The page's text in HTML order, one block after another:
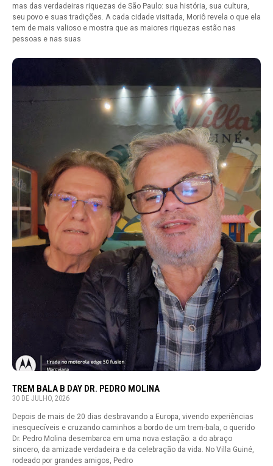
mas das verdadeiras riquezas de São Paulo: sua história, sua cultura,
seu povo e suas tradições. A cada cidade visitada, Moriô revela o que ela
tem de mais valioso e mostra que as maiores riquezas estão nas
pessoas e nas suas
TREM BALA B DAY DR. PEDRO MOLINA
30 DE JULHO, 2026
Depois de mais de 20 dias desbravando a Europa, vivendo experiências
inesquecíveis e cruzando caminhos a bordo de um trem-bala, o querido
Dr. Pedro Molina desembarca em uma nova estação: a do abraço
sincero, da amizade verdadeira e da celebração da vida. No Villa Guiné,
rodeado por grandes amigos, Pedro